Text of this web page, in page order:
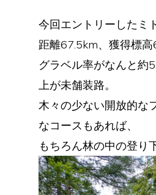
今回エントリーしたミ
距離67.5km、獲得標高
グラベル率がなんと約
上が未舗装路。
木々の少ない開放的な
なコースもあれば、
もちろん林の中の登り